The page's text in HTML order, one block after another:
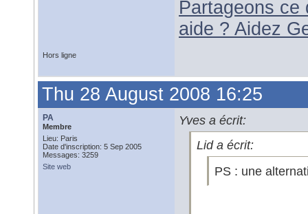
Partageons ce
aide ? Aidez
Hors ligne
Thu 28 August 2008 16:25
PA
Membre
Lieu: Paris
Date d'inscription: 5 Sep 2005
Messages: 3259
Site web
Yves a écrit:
Lid a écrit:
PS : une